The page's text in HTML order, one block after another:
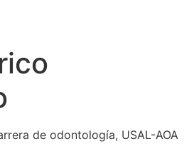
de odontología, USAL-AOA